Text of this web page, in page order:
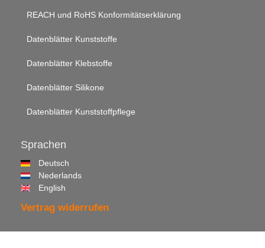
REACH und RoHS Konformitätserklärung
Datenblätter Kunststoffe
Datenblätter Klebstoffe
Datenblätter Silikone
Datenblätter Kunststoffpflege
Sprachen
Deutsch
Nederlands
English
Vertrag widerrufen